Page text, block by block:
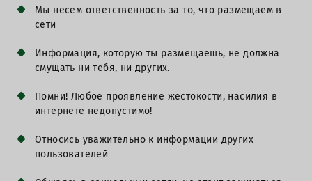
Мы несем ответственность за то, что размещаем в
сети
Информация, которую ты размещаешь, не должна
смущать ни тебя, ни других.
Помни! Любое проявление жестокости, насилия в
интернете недопустимо!
Относись уважительно к информации других
пользователей